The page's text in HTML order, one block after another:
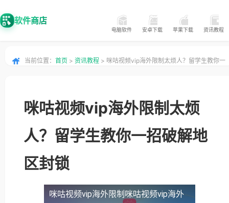
软件商店
电脑软件 安卓下载 苹果下载 资讯教程
当前位置： 首页 > 资讯教程 > 咪咕视频vip海外限制太烦人？留学生教你一
咪咕视频vip海外限制太烦
人？留学生教你一招破解地
区封锁
咪咕视频vip海外限制 咪咕视频vip海外